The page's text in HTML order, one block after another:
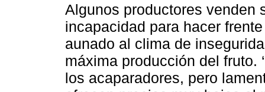
Algunos productores venden
incapacidad para hacer
aunado al clima de
máxima producción del fruto.
los acaparadores, pero